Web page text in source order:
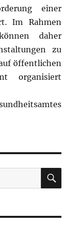
einer
Im Rahmen
daher
zu
öffentlichen
organisiert